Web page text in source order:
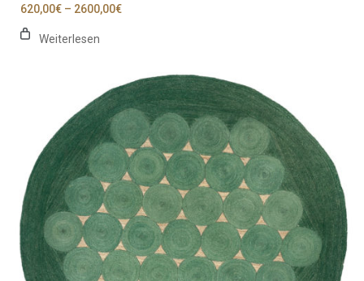
620,00€ – 2600,00€Preisspanne:
Weiterlesen